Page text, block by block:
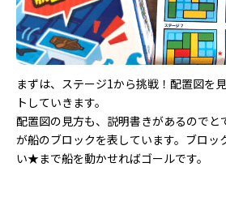
まずは、ステージ1から挑戦！配置図を
トしていきます。
配置図の見方も、説明書きがあるのでと
が船のブロックを表しています。ブロッ
い★まで船を動かせればゴールです。